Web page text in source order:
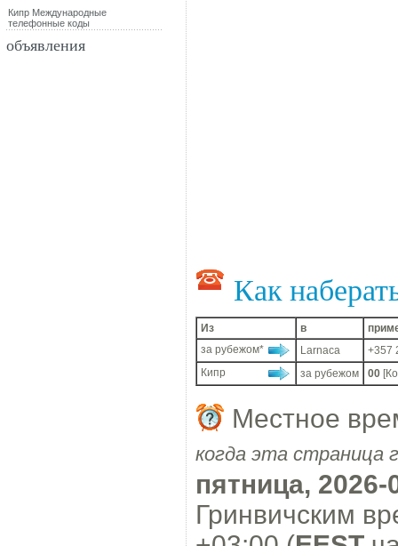
Как
Из в
за рубежом*
Larnaca
+357
Кипр
за рубежом 00
Местное
когда эта страница
пятница,
Гринвичским
Кипр Международные
телефонные коды
объявления